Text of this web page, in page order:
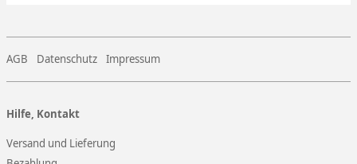
AGB Datenschutz Impressum
Hilfe, Kontakt
Versand und Lieferung